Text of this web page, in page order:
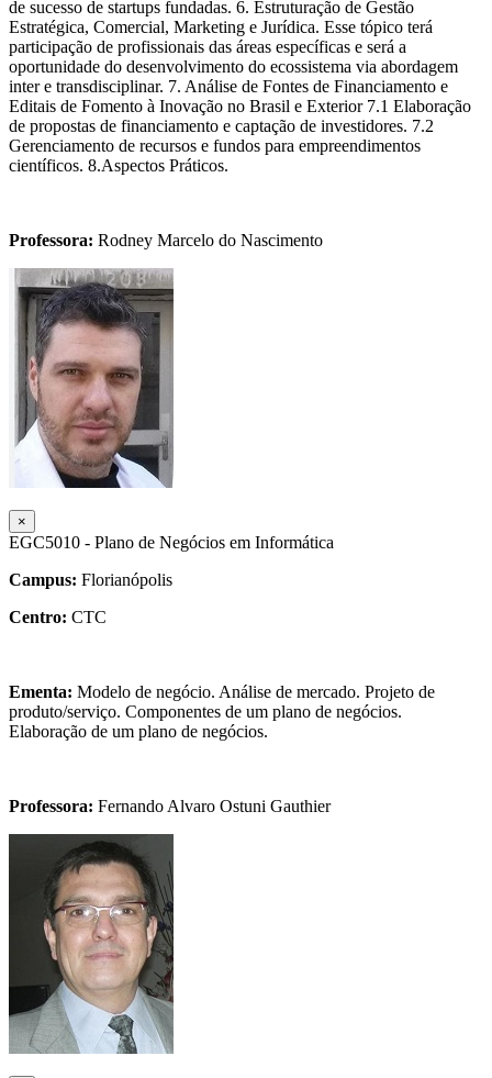
de sucesso de startups fundadas. 6. Estruturação de Gestão
Estratégica, Comercial, Marketing e Jurídica. Esse tópico terá
participação de profissionais das áreas específicas e será a
oportunidade do desenvolvimento do ecossistema via abordagem
inter e transdisciplinar. 7. Análise de Fontes de Financiamento e
Editais de Fomento à Inovação no Brasil e Exterior 7.1 Elaboração
de propostas de financiamento e captação de investidores. 7.2
Gerenciamento de recursos e fundos para empreendimentos
científicos. 8.Aspectos Práticos.
Professora: Rodney Marcelo do Nascimento
×
EGC5010 - Plano de Negócios em Informática
Campus: Florianópolis
Centro: CTC
Ementa: Modelo de negócio. Análise de mercado. Projeto de
produto/serviço. Componentes de um plano de negócios.
Elaboração de um plano de negócios.
Professora: Fernando Alvaro Ostuni Gauthier